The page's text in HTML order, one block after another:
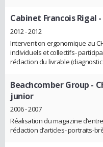
Cabinet Francois Rigal
2012 - 2012
Intervention ergonomique au
individuels et collectifs-
rédaction du livrable
Beachcomber Group -
junior
2006 - 2007
Réalisation du magazine
rédaction d’articles- portraits-